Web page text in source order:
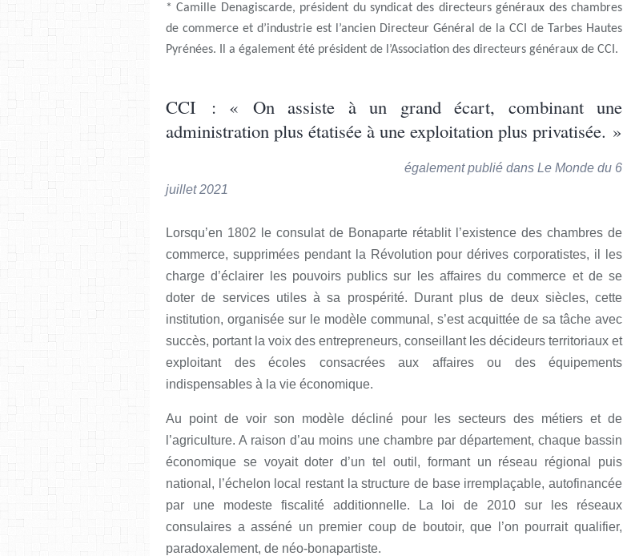
* Camille Denagiscarde, président du syndicat des directeurs généraux des chambres
de commerce et d’industrie est l’ancien Directeur Général de la CCI de Tarbes Hautes
Pyrénées. Il a également été président de l’Association des directeurs généraux de CCI.
CCI : « On assiste à un grand écart, combinant une
administration plus étatisée à une exploitation plus privatisée. »
également publié dans Le Monde du 6
juillet 2021
Lorsqu’en 1802 le consulat de Bonaparte rétablit l’existence des chambres de
commerce, supprimées pendant la Révolution pour dérives corporatistes, il les
charge d’éclairer les pouvoirs publics sur les affaires du commerce et de se
doter de services utiles à sa prospérité. Durant plus de deux siècles, cette
institution, organisée sur le modèle communal, s’est acquittée de sa tâche avec
succès, portant la voix des entrepreneurs, conseillant les décideurs territoriaux et
exploitant des écoles consacrées aux affaires ou des équipements
indispensables à la vie économique.
Au point de voir son modèle décliné pour les secteurs des métiers et de
l’agriculture. A raison d’au moins une chambre par département, chaque bassin
économique se voyait doter d’un tel outil, formant un réseau régional puis
national, l’échelon local restant la structure de base irremplaçable, autofinancée
par une modeste fiscalité additionnelle. La loi de 2010 sur les réseaux
consulaires a asséné un premier coup de boutoir, que l’on pourrait qualifier,
paradoxalement, de néo-bonapartiste.